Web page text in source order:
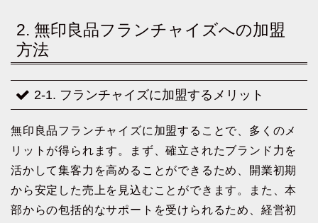
2. 無印良品フランチャイズへの加盟
方法
2-1. フランチャイズに加盟するメリット
無印良品フランチャイズに加盟することで、多くのメ
リットが得られます。まず、確立されたブランド力を
活かして集客力を高めることができるため、開業初期
から安定した売上を見込むことができます。また、本
部からの包括的なサポートを受けられるため、経営初